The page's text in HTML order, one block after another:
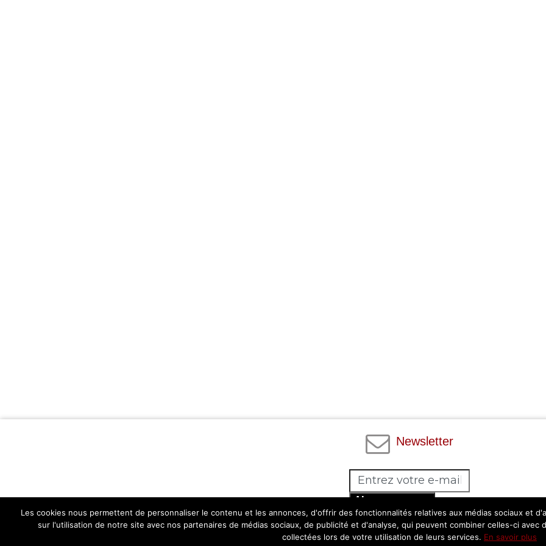
Newsletter
Abonnez-vous
Facebook
Les cookies nous permettent de personnaliser le contenu et les annonces, d'offrir des fonctionnalités relatives aux médias sociaux et
sur l'utilisation de notre site avec nos partenaires de médias sociaux, de publicité et d'analyse, qui peuvent combiner celles-ci
collectées lors de votre utilisation de leurs services. En savoir plus